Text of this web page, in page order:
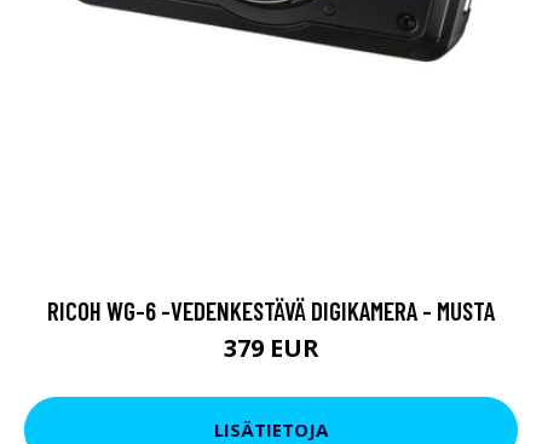
RICOH WG-6 -VEDENKESTÄVÄ DIGIKAMERA - MUSTA
379 EUR
LISÄTIETOJA